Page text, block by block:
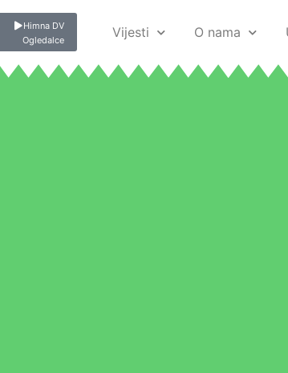
Himna DV
Ogledalce
Vijesti O nama